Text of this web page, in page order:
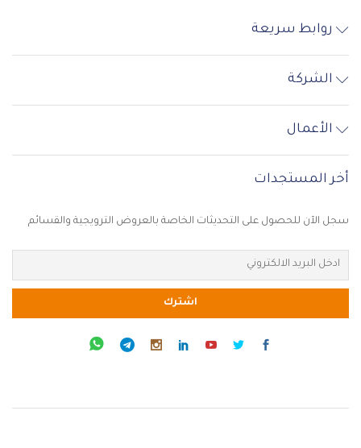
روابط سريعة
الشركة
الأعمال
أخر المستجدات
سجل الآن للحصول على التحديثات الخاصة بالعروض الترويجية والقسائم